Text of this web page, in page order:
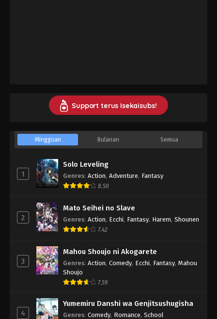
Support terus Isekaisubs!
Mingguan Bulanan Semua
1
Solo Leveling
Genres: Action, Adventure, Fantasy
8.50
2
Mato Seihei no Slave
Genres: Action, Ecchi, Fantasy, Harem, Shounen
7.42
3
Mahou Shoujo ni Akogarete
Genres: Action, Comedy, Ecchi, Fantasy, Mahou
Shoujo
7.59
4
Yumemiru Danshi wa Genjitsushugisha
Genres: Comedy, Romance, School